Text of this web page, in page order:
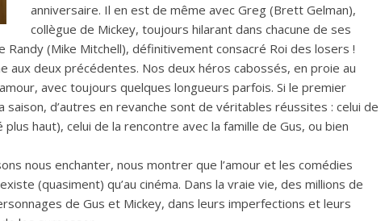
anniversaire. Il en est de même avec Greg (Brett Gelman),
collègue de Mickey, toujours hilarant dans chacune de ses
Randy (Mike Mitchell), définitivement consacré Roi des losers !
aux deux précédentes. Nos deux héros cabossés, en proie au
avec toujours quelques longueurs parfois. Si le premier
d’autres en revanche sont de véritables réussites : celui de
haut), celui de la rencontre avec la famille de Gus, ou bien
nous enchanter, nous montrer que l’amour et les comédies
(quasiment) qu’au cinéma. Dans la vraie vie, des millions de
de Gus et Mickey, dans leurs imperfections et leurs